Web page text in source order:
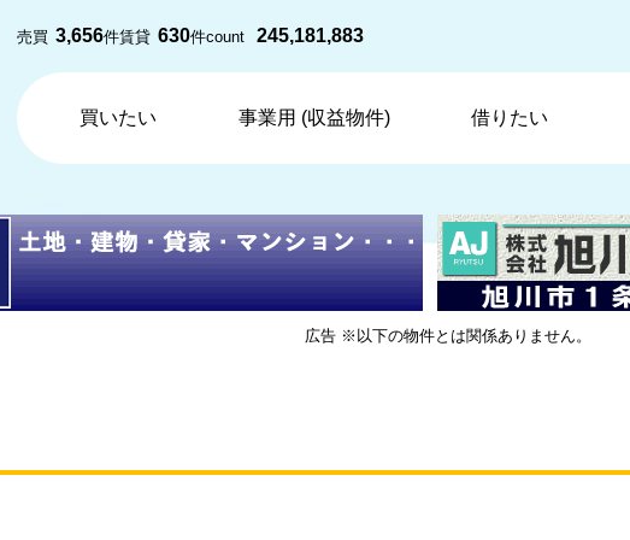
売買 3,656件賃貸 630件count 245,181,883
買いたい 事業用 (収益物件) 借りたい
広告 ※以下の物件とは関係ありません。